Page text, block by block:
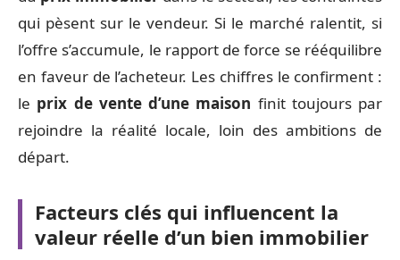
qui pèsent sur le vendeur. Si le marché ralentit, si
l’offre s’accumule, le rapport de force se rééquilibre
en faveur de l’acheteur. Les chiffres le confirment :
le prix de vente d’une maison finit toujours par
rejoindre la réalité locale, loin des ambitions de
départ.
Facteurs clés qui influencent la
valeur réelle d’un bien immobilier